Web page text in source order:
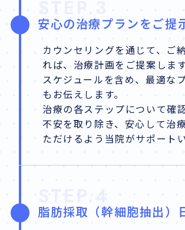
STEP.3
安心の治療プランをご提
カウンセリングを通じて、ご
れば、治療計画をご提案します
スケジュールを含め、最適な
もお伝えします。
治療の各ステップについて確
不安を取り除き、安心して治
ただけるよう当院がサポート
STEP.4
脂肪採取（幹細胞抽出）